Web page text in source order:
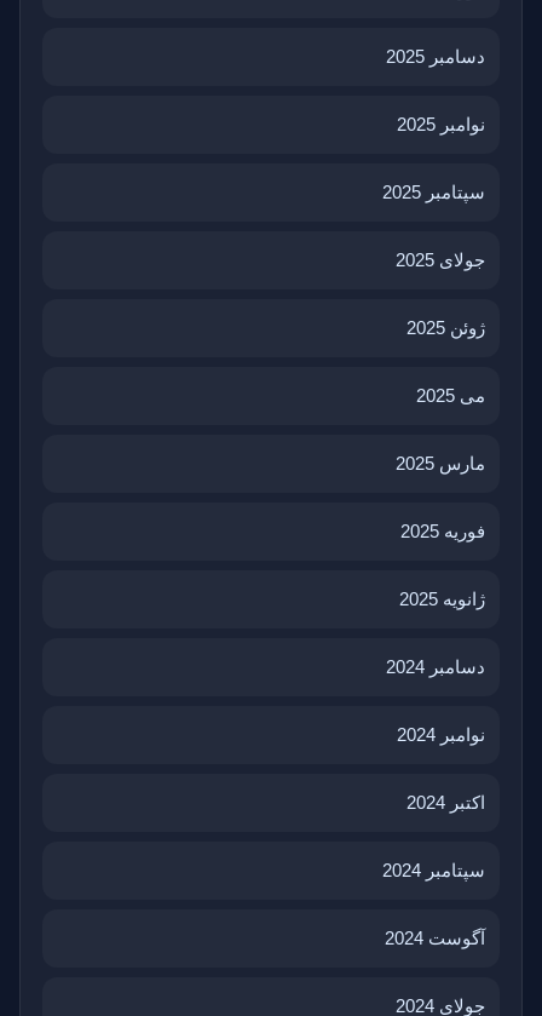
دسامبر 2025
نوامبر 2025
سپتامبر 2025
جولای 2025
ژوئن 2025
می 2025
مارس 2025
فوریه 2025
ژانویه 2025
دسامبر 2024
نوامبر 2024
اکتبر 2024
سپتامبر 2024
آگوست 2024
جولای 2024